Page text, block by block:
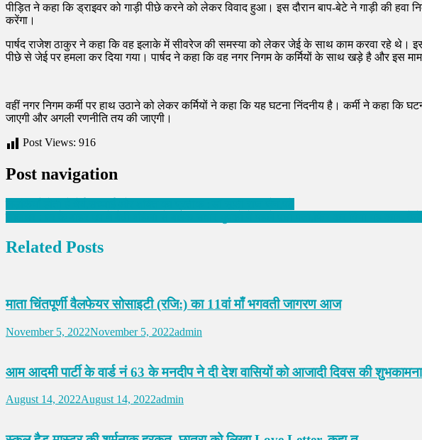
पीड़ित ने कहा कि ड्राइवर को गाड़ी पीछे करने को लेकर विवाद हुआ। इस दौरान बाप-बेटे ने गाड़ी की हवा
करेंगा।
पार्षद राजेश ठाकुर ने कहा कि वह इलाके में सीवरेज की समस्या को लेकर जेई के साथ काम करवा रहे थे।
पीछे से जेई पर हमला कर दिया गया। पार्षद ने कहा कि वह नगर निगम के कर्मियों के साथ खड़े है और इस
वहीं नगर निगम कर्मी पर हाथ उठाने को लेकर कर्मियों ने कहा कि यह घटना निंदनीय है। कर्मी ने कहा
जाएगी और अगली रणनीति तय की जाएगी।
Post Views: 916
Post navigation
Related Posts
माता चिंतपूर्णी वैलफेयर सोसाइटी (रजि:) का 11वां माँ भगवती जागरण आज
November 5, 2022November 5, 2022admin
आम आदमी पार्टी के वार्ड नं 63 के मनदीप ने दी देश वासियों को आजादी दिवस की
August 14, 2022August 14, 2022admin